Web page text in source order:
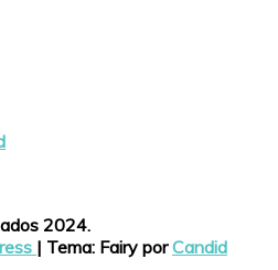
2024.
| Tema: Fairy porCandid